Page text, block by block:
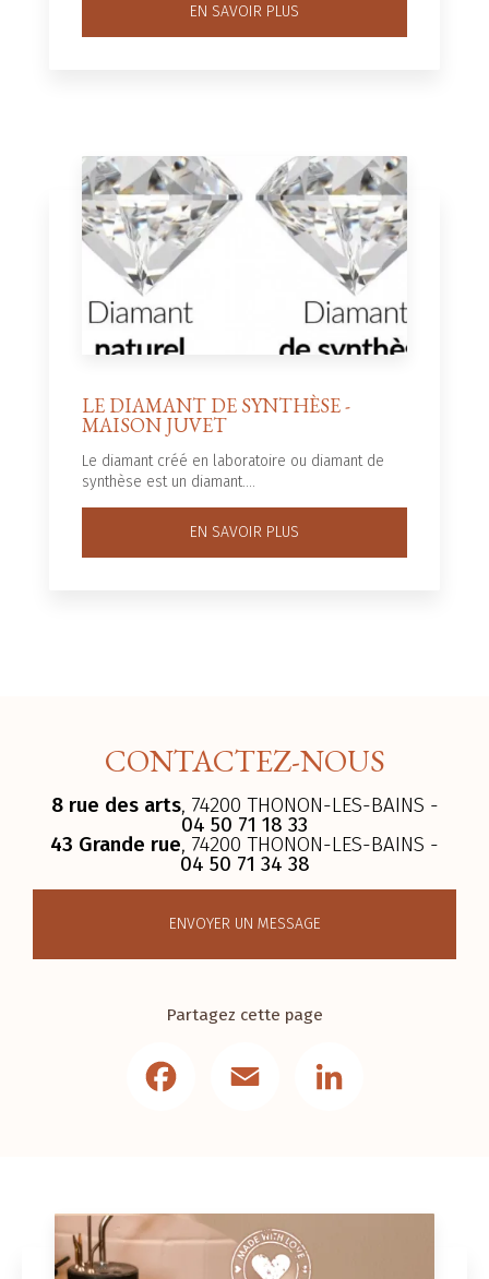
EN SAVOIR PLUS
LE DIAMANT DE SYNTHÈSE -
MAISON JUVET
Le diamant créé en laboratoire ou diamant de
synthèse est un diamant....
EN SAVOIR PLUS
CONTACTEZ-NOUS
8 rue des arts, 74200 THONON-LES-BAINS -
04 50 71 18 33
43 Grande rue, 74200 THONON-LES-BAINS -
04 50 71 34 38
ENVOYER UN MESSAGE
Partagez cette page